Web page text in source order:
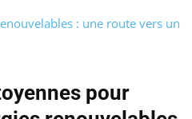
: une route vers un
pour